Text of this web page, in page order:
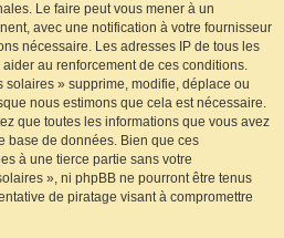
Le faire peut vous mener à un
avec une notification à votre fournisseur
nécessaire. Les adresses IP de tous les
au renforcement de ces conditions.
solaires » supprime, modifie, déplace ou
nous estimons que cela est nécessaire.
que toutes les informations que vous avez
base de données. Bien que ces
à une tierce partie sans votre
», ni phpBB ne pourront être tenus
de piratage visant à compromettre